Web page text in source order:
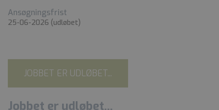
Ansøgningsfrist
25-06-2026 (udløbet)
JOBBET ER UDLØBET...
Jobbet er udløbet...